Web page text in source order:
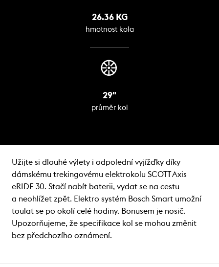
26.36 KG
hmotnost kola
29"
průměr kol
Užijte si dlouhé výlety i odpolední vyjížďky díky
dámskému trekingovému elektrokolu SCOTT Axis
eRIDE 30. Stačí nabít baterii, vydat se na cestu
a neohlížet zpět. Elektro systém Bosch Smart umožní
toulat se po okolí celé hodiny. Bonusem je nosič.
Upozorňujeme, že specifikace kol se mohou změnit
bez předchozího oznámení.